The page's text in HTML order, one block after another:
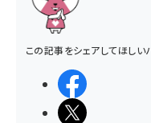
この記事をシェアしてほしい